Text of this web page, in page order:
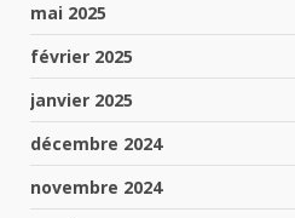
mai 2025
février 2025
janvier 2025
décembre 2024
novembre 2024